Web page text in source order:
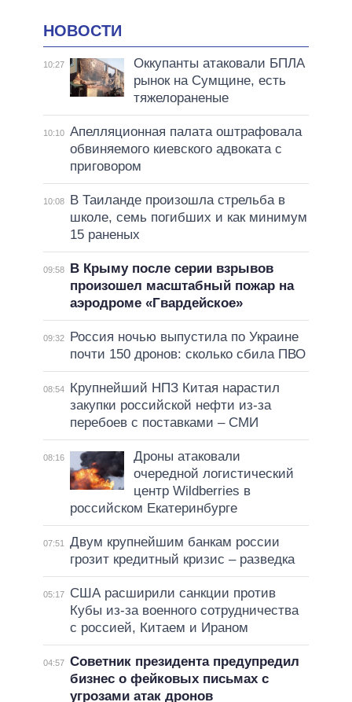
НОВОСТИ
10:27
Оккупанты атаковали БПЛА
рынок на Сумщине, есть
тяжелораненые
10:10 Апелляционная палата оштрафовала
обвиняемого киевского адвоката с
приговором
10:08
В Таиланде произошла стрельба в
школе, семь погибших и как минимум
15 раненых
09:58
В Крыму после серии взрывов
произошел масштабный пожар на
аэродроме «Гвардейское»
09:32
Россия ночью выпустила по Украине
почти 150 дронов: сколько сбила ПВО
08:54
Крупнейший НПЗ Китая нарастил
закупки российской нефти из-за
перебоев с поставками – СМИ
08:16
Дроны атаковали
очередной логистический
центр Wildberries в
российском Екатеринбурге
07:51
Двум крупнейшим банкам россии
грозит кредитный кризис – разведка
05:17
США расширили санкции против
Кубы из-за военного сотрудничества
с россией, Китаем и Ираном
04:57 Советник президента предупредил
бизнес о фейковых письмах с
угрозами атак дронов